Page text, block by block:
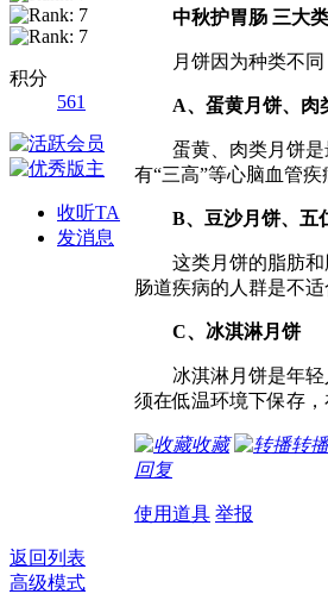
积分
561
收听TA
发消息
中秋护胃肠 三大
月饼因为种类不
A、蛋黄月饼、肉
蛋黄、肉类月饼
有“三高”等心脑血管
B、豆沙月饼、五
这类月饼的脂肪
肠道疾病的人群是不
C、冰淇淋月饼
冰淇淋月饼是年
须在低温环境下保存
收藏 转播
回复
使用道具 举报
返回列表
高级模式